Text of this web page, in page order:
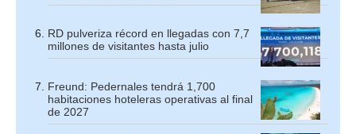
RD pulveriza récord en llegadas con 7,7
millones de visitantes hasta julio
Freund: Pedernales tendrá 1,700
habitaciones hoteleras operativas al final
de 2027